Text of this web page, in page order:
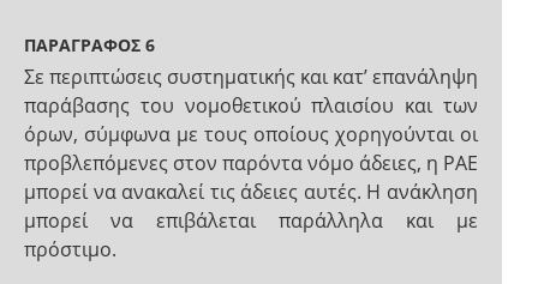
ΠΑΡΑΓΡΑΦΟΣ 6
Σε περιπτώσεις συστηματικής και κατ’ επανάληψη
παράβασης του νομοθετικού πλαισίου και των
όρων, σύμφωνα με τους οποίους χορηγούνται οι
προβλεπόμενες στον παρόντα νόμο άδειες, η ΡΑΕ
μπορεί να ανακαλεί τις άδειες αυτές. Η ανάκληση
μπορεί να επιβάλεται παράλληλα και με
πρόστιμο.